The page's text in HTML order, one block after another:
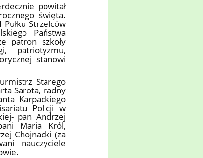
powitał
święta.
Strzelców
Państwa
patron szkoły
patriotyzmu,
stanowi
Starego
Sarota, radny
Karpackiego
Policji w
pan Andrzej
Maria Król,
Chojnacki (za
nauczyciele